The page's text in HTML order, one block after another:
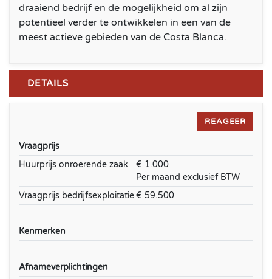
draaiend bedrijf en de mogelijkheid om al zijn
potentieel verder te ontwikkelen in een van de
meest actieve gebieden van de Costa Blanca.
DETAILS
REAGEER
Vraagprijs
Huurprijs onroerende zaak
€ 1.000
Per maand exclusief BTW
Vraagprijs bedrijfsexploitatie€ 59.500
Kenmerken
Afnameverplichtingen